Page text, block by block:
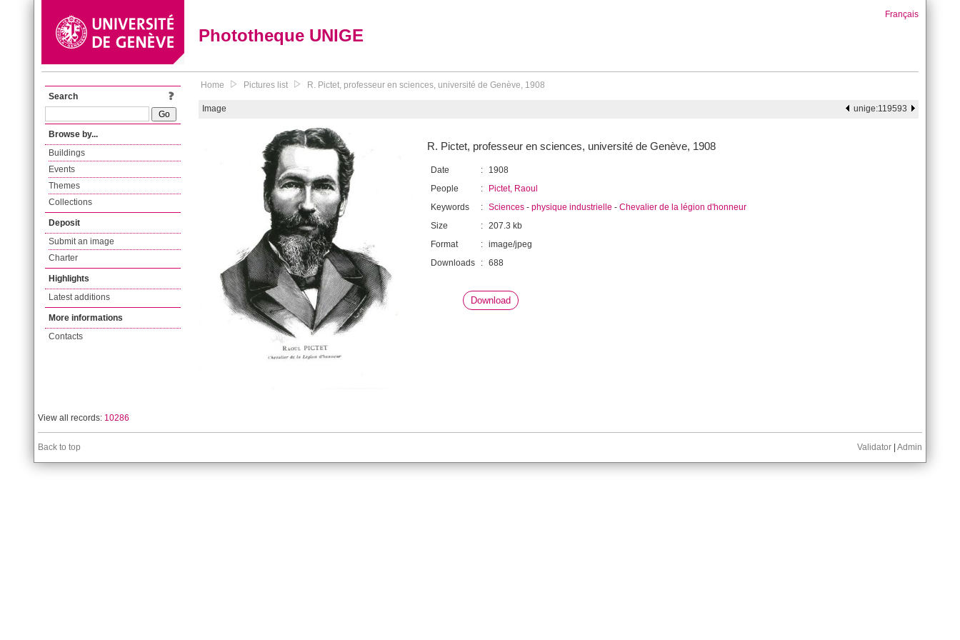
Phototheque UNIGE
Français
Search
Browse by...
Buildings
Events
Themes
Collections
Deposit
Submit an image
Charter
Highlights
Latest additions
More informations
Contacts
Home Pictures list R. Pictet, professeur en sciences, université de Genève, 1908
Image unige:119593
R. Pictet, professeur en sciences, université de Genève, 1908
Date :
1908
People
:
Pictet, Raoul
Keywords
: Sciences - physique industrielle - Chevalier de la légion d'honneur
Size
: 207.3 kb
Format
: image/jpeg
Downloads
: 688
Download
View all records: 10286
Back to top Validator Admin